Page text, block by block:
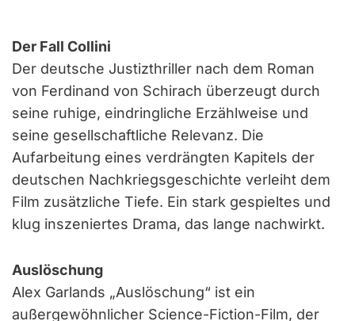
Der Fall Collini
Der deutsche Justizthriller nach dem Roman
von Ferdinand von Schirach überzeugt durch
seine ruhige, eindringliche Erzählweise und
seine gesellschaftliche Relevanz. Die
Aufarbeitung eines verdrängten Kapitels der
deutschen Nachkriegsgeschichte verleiht dem
Film zusätzliche Tiefe. Ein stark gespieltes und
klug inszeniertes Drama, das lange nachwirkt.
Auslöschung
Alex Garlands „Auslöschung“ ist ein
außergewöhnlicher Science-Fiction-Film, der